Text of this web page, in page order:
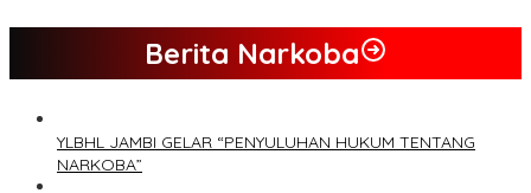
Berita Narkoba
YLBHL JAMBI GELAR “PENYULUHAN HUKUM TENTANG
NARKOBA”